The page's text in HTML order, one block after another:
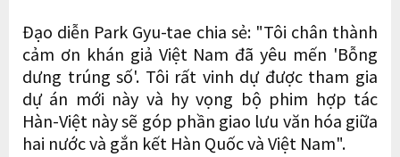
Đạo diễn Park Gyu-tae chia sẻ: "Tôi chân thành
cảm ơn khán giả Việt Nam đã yêu mến 'Bỗng
dưng trúng số'. Tôi rất vinh dự được tham gia
dự án mới này và hy vọng bộ phim hợp tác
Hàn-Việt này sẽ góp phần giao lưu văn hóa giữa
hai nước và gắn kết Hàn Quốc và Việt Nam".